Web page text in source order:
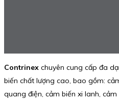
Contrinex chuyên cung cấp đa
biến chất lượng cao, bao gồm:
quang điện, cảm biến xi lanh,